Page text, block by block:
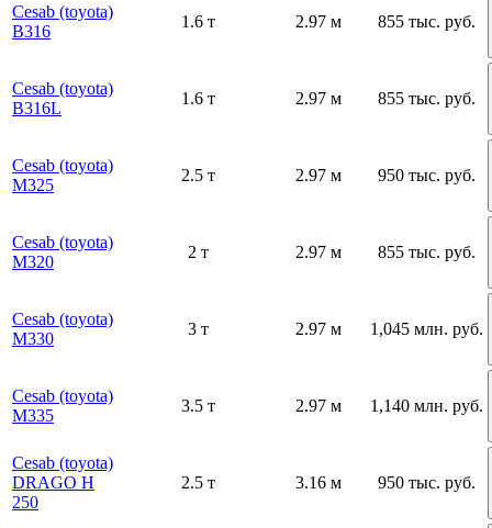
Cesab (toyota)
B316
1.6 т 2.97 м 855 тыс. руб.
Cesab (toyota)
B316L
1.6 т 2.97 м 855 тыс. руб.
Cesab (toyota)
М325
2.5 т 2.97 м 950 тыс. руб.
Cesab (toyota)
М320
2 т 2.97 м 855 тыс. руб.
Cesab (toyota)
М330
3 т 2.97 м 1,045 млн. руб.
Cesab (toyota)
М335
3.5 т 2.97 м 1,140 млн. руб.
Cesab (toyota)
DRAGO H
250
2.5 т 3.16 м 950 тыс. руб.